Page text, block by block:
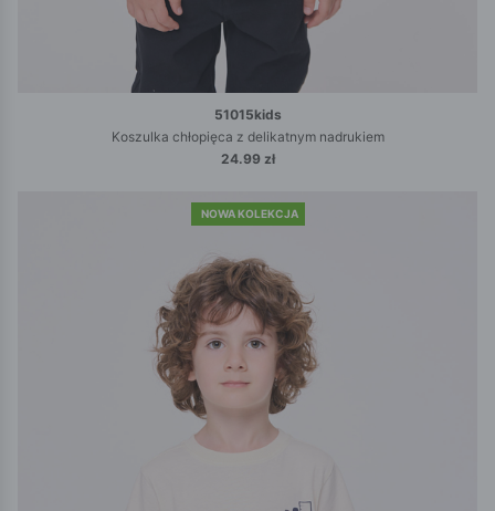
51015kids
Koszulka chłopięca z delikatnym nadrukiem
24.99 zł
NOWA KOLEKCJA